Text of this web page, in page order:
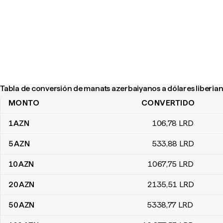
Tabla de conversión de manats azerbaiyanos a dólares
Tabla de conversión de manats azerbaiyanos a dólares liberianos
MONTO CONVERTIDO
1AZN 106,78 LRD
5AZN 533,88 LRD
10AZN 1067,75 LRD
20AZN 2135,51 LRD
50AZN 5338,77 LRD